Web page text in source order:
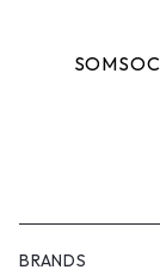
BRANDS